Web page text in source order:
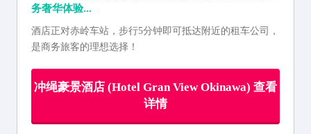
务奢华体验...
酒店正对赤岭车站，步行5分钟即可抵达附近的租车公司，
是商务旅客的理想选择！
冲绳豪景酒店 (Hotel Gran View Okinawa) 查看
详情